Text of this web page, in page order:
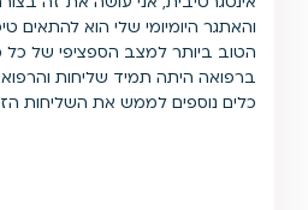
והאתגר היומיומי שלי הוא להתאים
הטוב ביותר למצב הספציפי של כל
ברפואה היתה תמיד שליחות
כלים נוספים לממש את השליחות